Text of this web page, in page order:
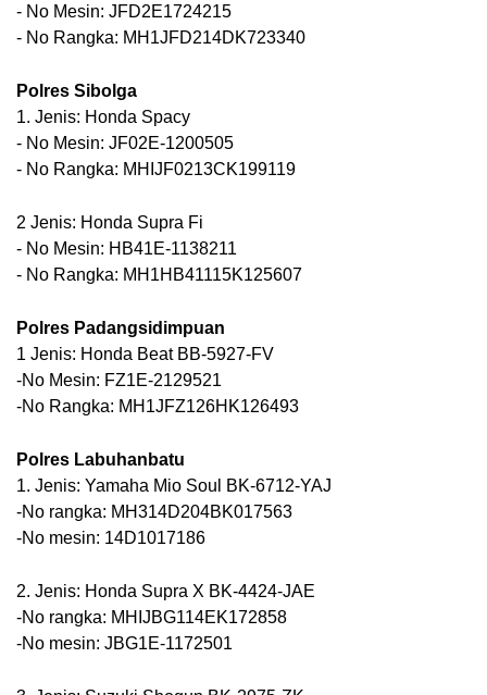
- No Mesin: JFD2E1724215
- No Rangka: MH1JFD214DK723340
Polres Sibolga
1. Jenis: Honda Spacy
- No Mesin: JF02E-1200505
- No Rangka: MHIJF0213CK199119
2 Jenis: Honda Supra Fi
- No Mesin: HB41E-1138211
- No Rangka: MH1HB41115K125607
Polres Padangsidimpuan
1 Jenis: Honda Beat BB-5927-FV
-No Mesin: FZ1E-2129521
-No Rangka: MH1JFZ126HK126493
Polres Labuhanbatu
1. Jenis: Yamaha Mio Soul BK-6712-YAJ
-No rangka: MH314D204BK017563
-No mesin: 14D1017186
2. Jenis: Honda Supra X BK-4424-JAE
-No rangka: MHIJBG114EK172858
-No mesin: JBG1E-1172501